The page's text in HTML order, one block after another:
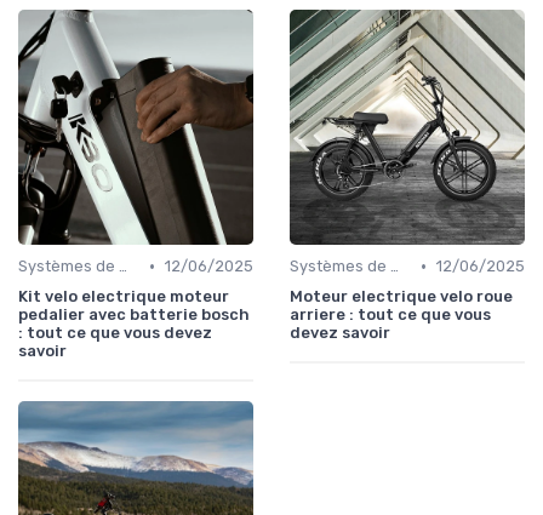
Systèmes de motorisation • 12/06/2025
Kit velo electrique moteur
pedalier avec batterie bosch
: tout ce que vous devez
savoir
Systèmes de motorisation • 12/06/2025
Moteur electrique velo roue
arriere : tout ce que vous
devez savoir